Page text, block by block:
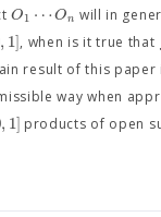
O1 ⋯On will in
, 1], when is it true that
result of this paper
way when
, 1] products of open